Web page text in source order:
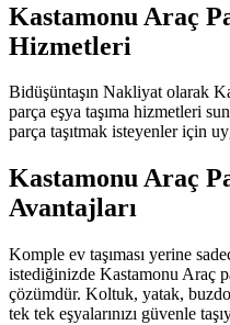
Kastamonu Araç
Hizmetleri
Bidüşüntaşın Nakliyat olarak
parça eşya taşıma hizmetleri
parça taşıtmak isteyenler için
Kastamonu Araç
Avantajları
Komple ev taşıması yerine
istediğinizde Kastamonu Araç
çözümdür. Koltuk, yatak,
tek tek eşyalarınızı güvenle